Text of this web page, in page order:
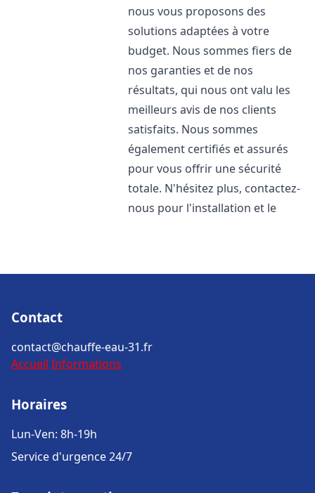
nous vous proposons des
solutions adaptées à votre
budget. Nous sommes fiers de
nos garanties et de nos
résultats, qui nous ont valu les
meilleurs avis de nos clients
satisfaits. Nous sommes
également certifiés et assurés
pour vous offrir une sécurité
totale. N'hésitez plus, contactez-
nous pour l'installation et le
Contact
contact@chauffe-eau-31.fr
Accueil Informations
Horaires
Lun-Ven: 8h-19h
Service d'urgence 24/7